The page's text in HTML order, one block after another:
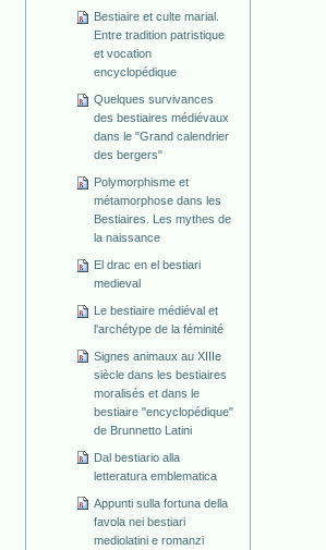
Bestiaire et culte marial.
Entre tradition patristique
et vocation
encyclopédique
Quelques survivances
des bestiaires médiévaux
dans le "Grand calendrier
des bergers"
Polymorphisme et
métamorphose dans les
Bestiaires. Les mythes de
la naissance
El drac en el bestiari
medieval
Le bestiaire médiéval et
l'archétype de la féminité
Signes animaux au XIIIe
siècle dans les bestiaires
moralisés et dans le
bestiaire "encyclopédique"
de Brunnetto Latini
Dal bestiario alla
letteratura emblematica
Appunti sulla fortuna della
favola nei bestiari
mediolatini e romanzi